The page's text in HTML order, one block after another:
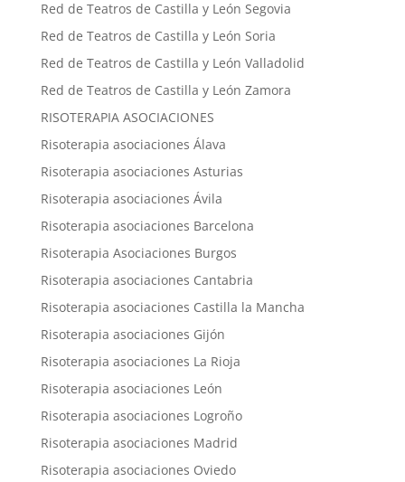
Red de Teatros de Castilla y León Segovia
Red de Teatros de Castilla y León Soria
Red de Teatros de Castilla y León Valladolid
Red de Teatros de Castilla y León Zamora
RISOTERAPIA ASOCIACIONES
Risoterapia asociaciones Álava
Risoterapia asociaciones Asturias
Risoterapia asociaciones Ávila
Risoterapia asociaciones Barcelona
Risoterapia Asociaciones Burgos
Risoterapia asociaciones Cantabria
Risoterapia asociaciones Castilla la Mancha
Risoterapia asociaciones Gijón
Risoterapia asociaciones La Rioja
Risoterapia asociaciones León
Risoterapia asociaciones Logroño
Risoterapia asociaciones Madrid
Risoterapia asociaciones Oviedo